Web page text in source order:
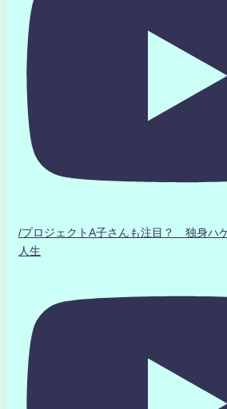
/プロジェクトA子さんも注目？ 独身ハ
人生